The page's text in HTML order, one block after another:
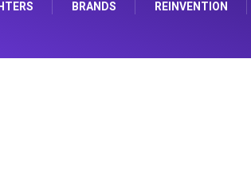
BRANDS REINVENTION